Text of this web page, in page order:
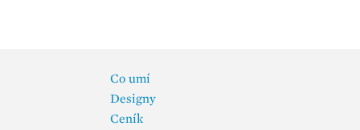
Co umí
Designy
Ceník